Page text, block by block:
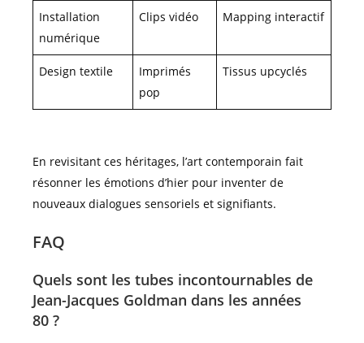
Installation
numérique
Clips vidéo Mapping interactif
Design textile
Imprimés
pop
Tissus upcyclés
En revisitant ces héritages, l’art contemporain fait
résonner les émotions d’hier pour inventer de
nouveaux dialogues sensoriels et signifiants.
FAQ
Quels sont les tubes incontournables de
Jean-Jacques Goldman dans les années
80 ?